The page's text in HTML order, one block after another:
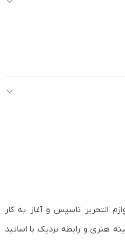
۱۳۷۸ در زمینه لوازم التحریر تاسیس و آغاز به کار
هنری و رابطه نزدیک با اساتید